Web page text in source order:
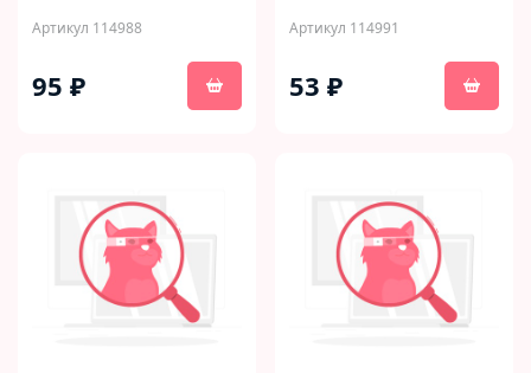
Артикул 114988
95 ₽
Артикул 114991
53 ₽